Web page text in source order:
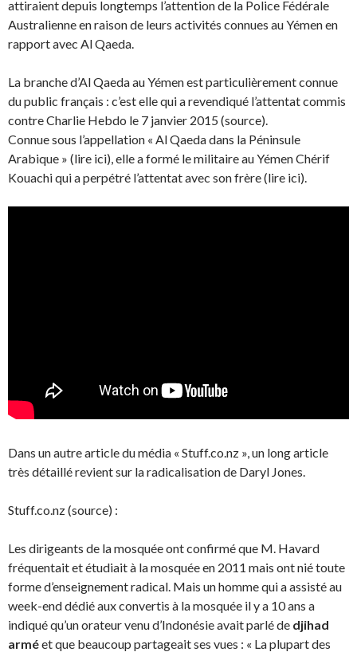
attiraient depuis longtemps l’attention de la Police Fédérale
Australienne en raison de leurs activités connues au Yémen en
rapport avec Al Qaeda.
La branche d’Al Qaeda au Yémen est particulièrement connue
du public français : c’est elle qui a revendiqué l’attentat commis
contre Charlie Hebdo le 7 janvier 2015 (source).
Connue sous l’appellation « Al Qaeda dans la Péninsule
Arabique » (lire ici), elle a formé le militaire au Yémen Chérif
Kouachi qui a perpétré l’attentat avec son frère (lire ici).
Dans un autre article du média « Stuff.co.nz », un long article
très détaillé revient sur la radicalisation de Daryl Jones.
Stuff.co.nz (source) :
Les dirigeants de la mosquée ont confirmé que M. Havard
fréquentait et étudiait à la mosquée en 2011 mais ont nié toute
forme d’enseignement radical. Mais un homme qui a assisté au
week-end dédié aux convertis à la mosquée il y a 10 ans a
indiqué qu’un orateur venu d’Indonésie avait parlé de djihad
arméet que beaucoup partageait ses vues : « La plupart des